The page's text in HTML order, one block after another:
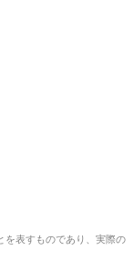
を表すものであり、実際の